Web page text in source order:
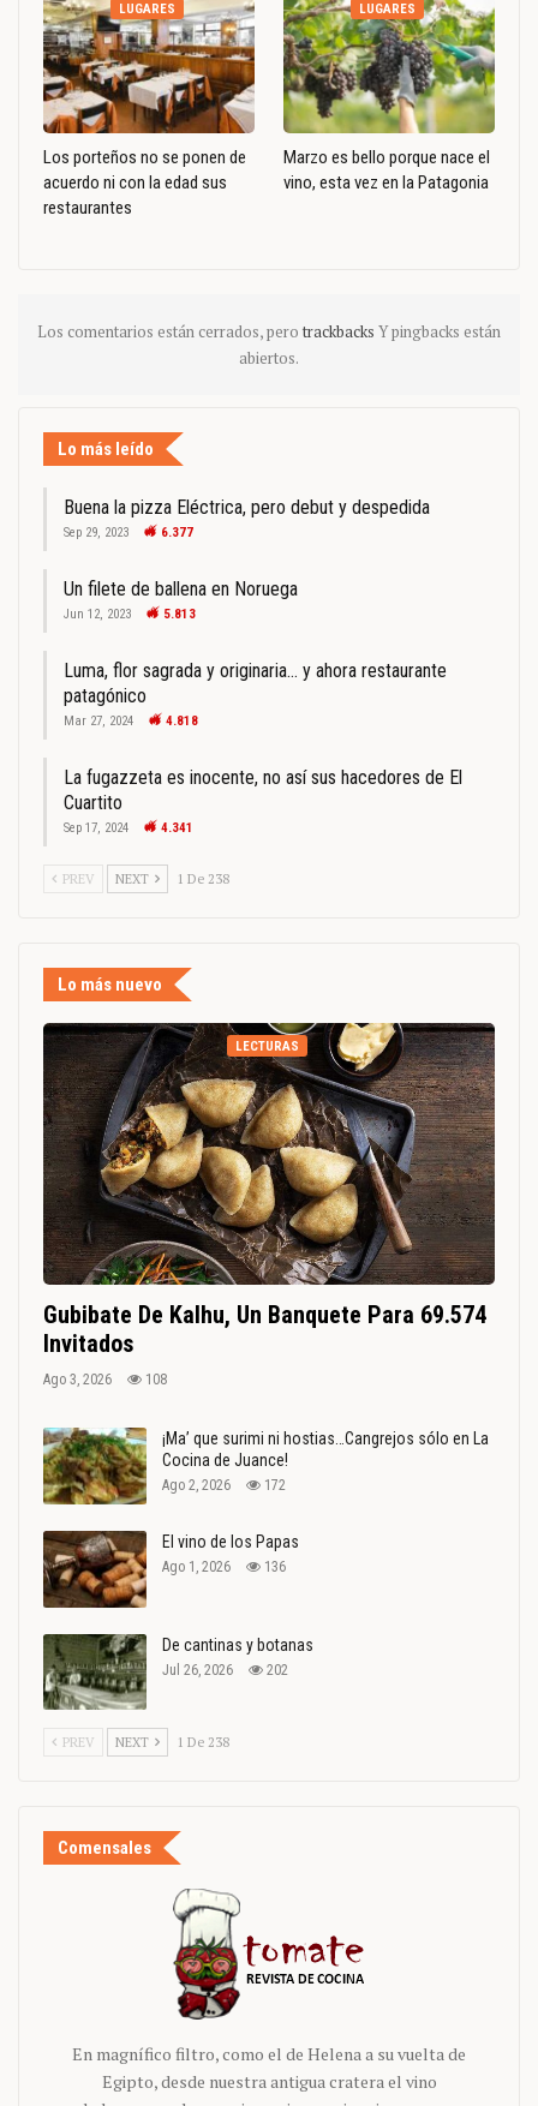
LUGARES
Los porteños no se ponen de
acuerdo ni con la edad sus
restaurantes
LUGARES
Marzo es bello porque nace el
vino, esta vez en la Patagonia
Los comentarios están cerrados, pero trackbacks Y pingbacks están
abiertos.
Lo más leído
Buena la pizza Eléctrica, pero debut y despedida
Sep 29, 2023 6.377
Un filete de ballena en Noruega
Jun 12, 2023 5.813
Luma, flor sagrada y originaria… y ahora restaurante
patagónico
Mar 27, 2024 4.818
La fugazzeta es inocente, no así sus hacedores de El
Cuartito
Sep 17, 2024 4.341
PREV NEXT 1 De 238
Lo más nuevo
LECTURAS
Gubibate De Kalhu, Un Banquete Para 69.574
Invitados
Ago 3, 2026 108
¡Ma’ que surimi ni hostias…Cangrejos sólo en La
Cocina de Juance!
Ago 2, 2026 172
El vino de los Papas
Ago 1, 2026 136
De cantinas y botanas
Jul 26, 2026 202
PREV NEXT 1 De 238
Comensales
En magnífico filtro, como el de Helena a su vuelta de
Egipto, desde nuestra antigua cratera el vino